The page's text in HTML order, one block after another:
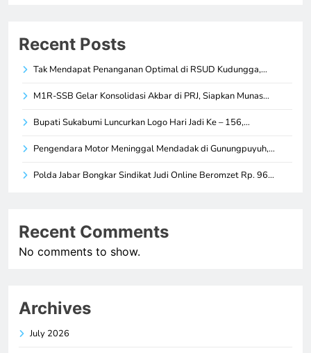
Recent Posts
Tak Mendapat Penanganan Optimal di RSUD Kudungga,…
M1R-SSB Gelar Konsolidasi Akbar di PRJ, Siapkan Munas…
Bupati Sukabumi Luncurkan Logo Hari Jadi Ke – 156,…
Pengendara Motor Meninggal Mendadak di Gunungpuyuh,…
Polda Jabar Bongkar Sindikat Judi Online Beromzet Rp. 96…
Recent Comments
No comments to show.
Archives
July 2026